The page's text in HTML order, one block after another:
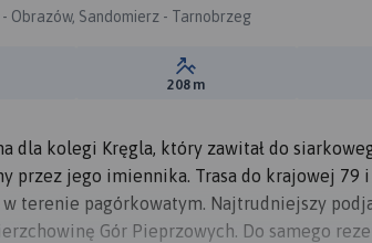
Obrazów, Sandomierz - Tarnobrzeg
trasy: Suma przewyższeń:
208 m
dla kolegi Kręgla, który zawitał do
przez jego imiennika. Trasa do krajowej 79 i
terenie pagórkowatym. Najtrudniejszy
Gór Pieprzowych. Do samego